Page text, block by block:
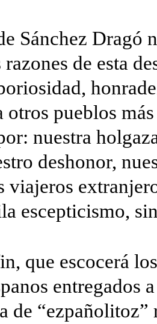
Sánchez Dragó
de esta
otros pueblos
nuestra
deshonor,
escepticismo,
que escocerá
entregados
de